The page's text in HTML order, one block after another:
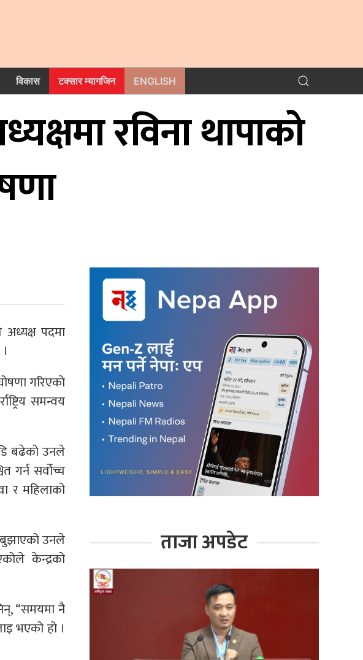
विकास टक्सार म्यागजिन ENGLISH
रविना थापाको
पदमा
गरिएकाे
समन्वय
बढेकाे उनले
गर्न सर्वोच्च
र महिलाको
बुझाएको उनले
केन्द्रको
“समयमा नै
भएको हो ।
ताजा अपडेट